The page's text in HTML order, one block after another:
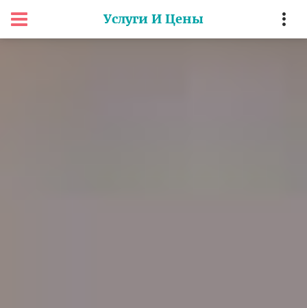
Услуги И Цены